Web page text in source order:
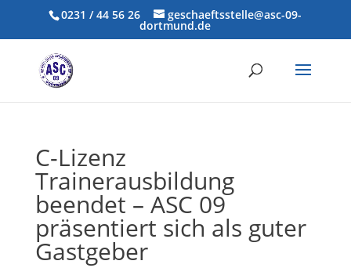
0231 / 44 56 26 geschaeftsstelle@asc-09-
dortmund.de
C-Lizenz
Trainerausbildung
beendet – ASC 09
präsentiert sich als guter
Gastgeber